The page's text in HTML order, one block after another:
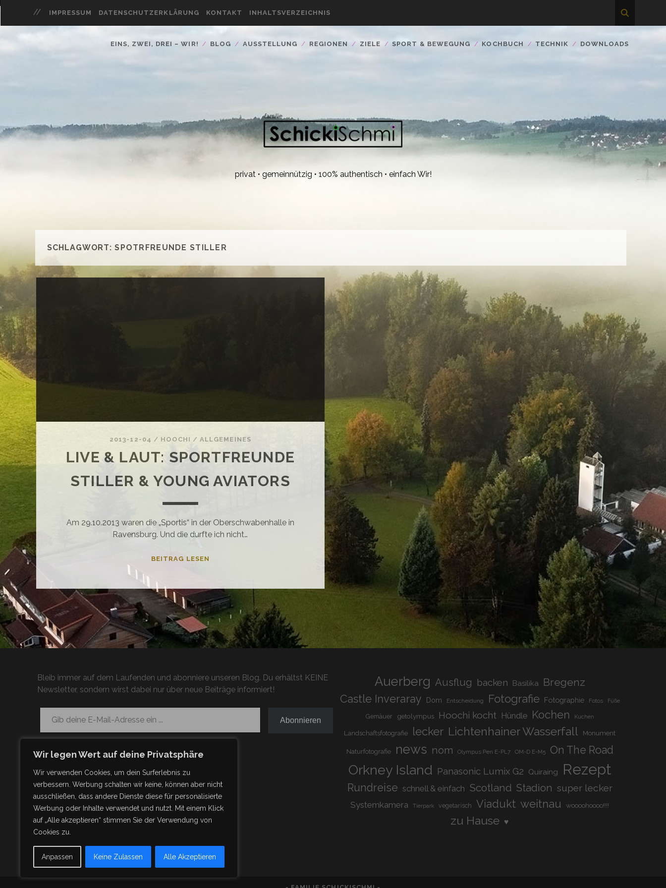
Wir legen Wert auf deine Privatsphäre
Wir verwenden Cookies, um dein Surferlebnis zu
verbessern. Werbung schalten wir keine, können aber nicht
ausschließen, dass andere Dienste diese für personalisierte
Werbung oder Inhalte verwendet und nutzt. Mit einem Klick
auf „Alle akzeptieren“ stimmen Sie der Verwendung von
Cookies zu.
Anpassen Keine Zulassen Alle Akzeptieren
IMPRESSUM DATENSCHUTZERKLÄRUNG KONTAKT INHALTSVERZEICHNIS
EINS, ZWEI, DREI – WIR! BLOG AUSSTELLUNG REGIONEN ZIELE SPORT & BEWEGUNG KOCHBUCH TECHNIK DOWNLOADS
privat • gemeinnützig • 100% authentisch • einfach Wir!
SCHLAGWORT:SPOTRFREUNDE STILLER
2013-12-04 / HOOCHI /ALLGEMEINES
LIVE & LAUT: SPORTFREUNDE
STILLER & YOUNG AVIATORS
Am 29.10.2013 waren die „Sportis“ in der Oberschwabenhalle in
Ravensburg. Und die durfte ich nicht…
BEITRAG LESEN
SPORTFREUNDE
STILLER
&
YOUNG
AVIATORS
Bleib immer auf dem Laufenden und abonniere unseren Blog. Du erhältst KEINE
Newsletter, sondern wirst dabei nur über neue Beiträge informiert!
Gib deine E-Mail-Adresse ein ...
Abonnieren
Auerberg Ausflug backen Basilika
Bregenz
Castle Inveraray
Dom Entscheidung Fotografie Fotographie Fotos Füße
Gemäuer getolympus Hoochi kocht Hündle Kochen Kuchen
Landschaftsfotografie lecker Lichtenhainer Wasserfall Monument
Naturfotografie news nom Olympus Pen E-PL7 OM-D E-M5 On The Road
Orkney Island Panasonic Lumix G2 Quiraing Rezept
Rundreise schnell & einfach Scotland Stadion super lecker
Systemkamera Tierpark vegetarisch Viadukt weitnau woooohoooo!!!!
zu Hause ♥